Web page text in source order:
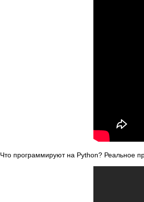
Что программируют на Python? Реальное